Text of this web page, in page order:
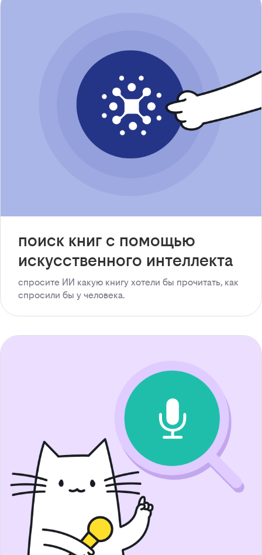
поиск книг с помощью
искусственного интеллекта
спросите ИИ какую книгу хотели бы прочитать, как
спросили бы у человека.